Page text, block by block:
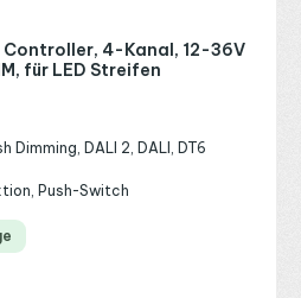
Controller, 4-Kanal, 12-36V
für LED Streifen
Dimming, DALI 2, DALI, DT6
Push-Switch